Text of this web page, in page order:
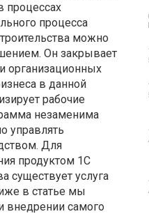
процессах
процесса
можно
Он закрывает
организационных
в данной
рабочие
незаменима
управлять
Для
продуктом 1С
существует услуга
в статье мы
внедрении самого